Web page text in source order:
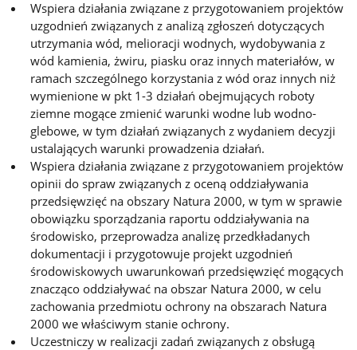
Wspiera działania związane z przygotowaniem projektów
uzgodnień związanych z analizą zgłoszeń dotyczących
utrzymania wód, melioracji wodnych, wydobywania z
wód kamienia, żwiru, piasku oraz innych materiałów, w
ramach szczególnego korzystania z wód oraz innych niż
wymienione w pkt 1-3 działań obejmujących roboty
ziemne mogące zmienić warunki wodne lub wodno-
glebowe, w tym działań związanych z wydaniem decyzji
ustalających warunki prowadzenia działań.
Wspiera działania związane z przygotowaniem projektów
opinii do spraw związanych z oceną oddziaływania
przedsięwzięć na obszary Natura 2000, w tym w sprawie
obowiązku sporządzania raportu oddziaływania na
środowisko, przeprowadza analizę przedkładanych
dokumentacji i przygotowuje projekt uzgodnień
środowiskowych uwarunkowań przedsięwzięć mogących
znacząco oddziaływać na obszar Natura 2000, w celu
zachowania przedmiotu ochrony na obszarach Natura
2000 we właściwym stanie ochrony.
Uczestniczy w realizacji zadań związanych z obsługą